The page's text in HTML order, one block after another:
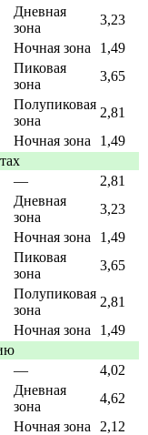
Дневная
зона
3,23
Ночная зона
1,49
Пиковая
зона
3,65
Полупиковая
зона
2,81
Ночная зона
1,49
—
2,81
Дневная
зона
3,23
Ночная зона
1,49
Пиковая
зона
3,65
Полупиковая
зона
2,81
Ночная зона
1,49
—
4,02
Дневная
зона
4,62
Ночная зона
2,12